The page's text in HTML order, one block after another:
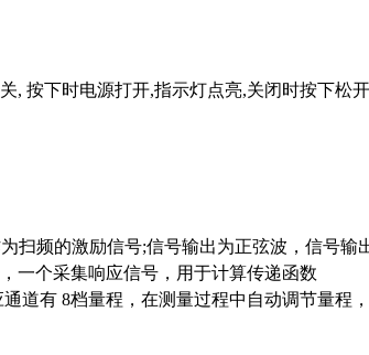
按下时电源打开,指示灯点亮,关闭时按下松
扫频的激励信号;信号输出为正弦波，信号
一个采集响应信号，用于计算传递函数
道有 8档量程，在测量过程中自动调节量程